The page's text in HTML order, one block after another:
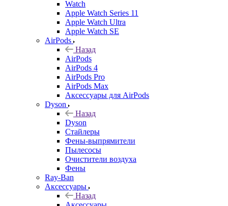
Watch
Apple Watch Series 11
Apple Watch Ultra
Apple Watch SE
AirPods
Назад
AirPods
AirPods 4
AirPods Pro
AirPods Max
Аксессуары для AirPods
Dyson
Назад
Dyson
Стайлеры
Фены-выпрямители
Пылесосы
Очистители воздуха
Фены
Ray-Ban
Аксессуары
Назад